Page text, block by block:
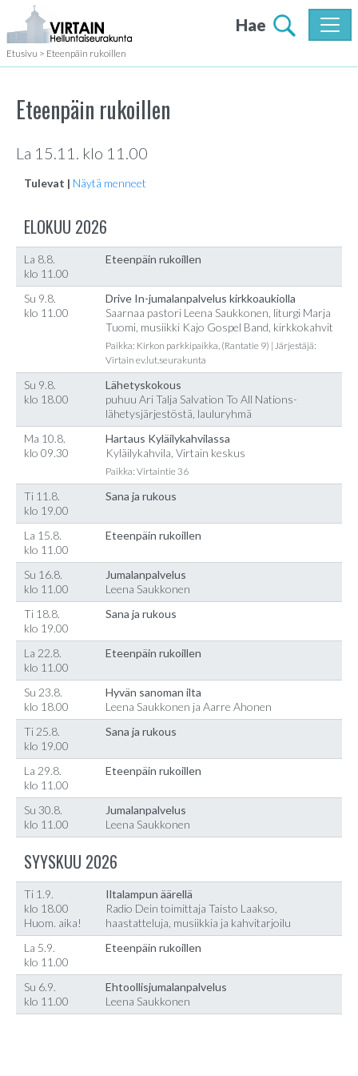
Hae
Etusivu > Eteenpäin rukoillen
Eteenpäin rukoillen
La 15.11. klo 11.00
Tulevat | Näytä menneet
ELOKUU 2026
La 8.8.
klo 11.00
Eteenpäin rukoillen
Su 9.8.
klo 11.00
Drive In-jumalanpalvelus kirkkoaukiolla
Saarnaa pastori Leena Saukkonen, liturgi Marja
Tuomi, musiikki Kajo Gospel Band, kirkkokahvit
Paikka: Kirkon parkkipaikka, (Rantatie 9) | Järjestäjä:
Virtain ev.lut.seurakunta
Su 9.8.
klo 18.00
Lähetyskokous
puhuu Ari Talja Salvation To All Nations-
lähetysjärjestöstä, lauluryhmä
Ma 10.8.
klo 09.30
Hartaus Kyläilykahvilassa
Kyläilykahvila, Virtain keskus
Paikka: Virtaintie 36
Ti 11.8.
klo 19.00
Sana ja rukous
La 15.8.
klo 11.00
Eteenpäin rukoillen
Su 16.8.
klo 11.00
Jumalanpalvelus
Leena Saukkonen
Ti 18.8.
klo 19.00
Sana ja rukous
La 22.8.
klo 11.00
Eteenpäin rukoillen
Su 23.8.
klo 18.00
Hyvän sanoman ilta
Leena Saukkonen ja Aarre Ahonen
Ti 25.8.
klo 19.00
Sana ja rukous
La 29.8.
klo 11.00
Eteenpäin rukoillen
Su 30.8.
klo 11.00
Jumalanpalvelus
Leena Saukkonen
SYYSKUU 2026
Ti 1.9.
klo 18.00
Huom. aika!
Iltalampun äärellä
Radio Dein toimittaja Taisto Laakso,
haastatteluja, musiikkia ja kahvitarjoilu
La 5.9.
klo 11.00
Eteenpäin rukoillen
Su 6.9.
klo 11.00
Ehtoollisjumalanpalvelus
Leena Saukkonen